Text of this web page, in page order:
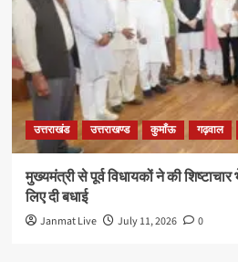
उत्तराखंड उत्तराखण्ड कुमाँऊ गढ़वाल
मुख्यमंत्री से पूर्व विधायकों ने की
लिए दी बधाई
Janmat Live July 11, 2026 0